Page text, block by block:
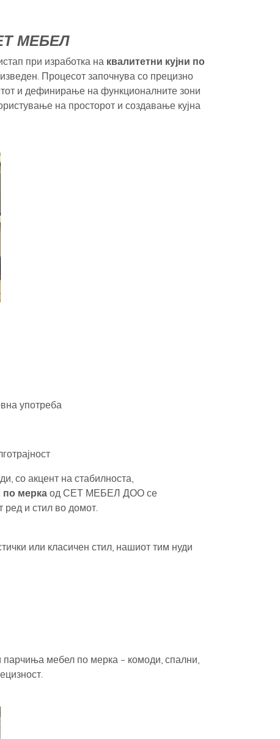
МЕБЕЛ
при изработка на квалитетни кујни по
Процесот започнува со прецизно
и дефинирање на функционалните зони
на просторот и создавање кујна
употреба
со акцент на стабилноста,
по мерка од СЕТ МЕБЕЛ ДОО се
ред и стил во домот.
или класичен стил, нашиот тим нуди
мебел по мерка – комоди, спални,